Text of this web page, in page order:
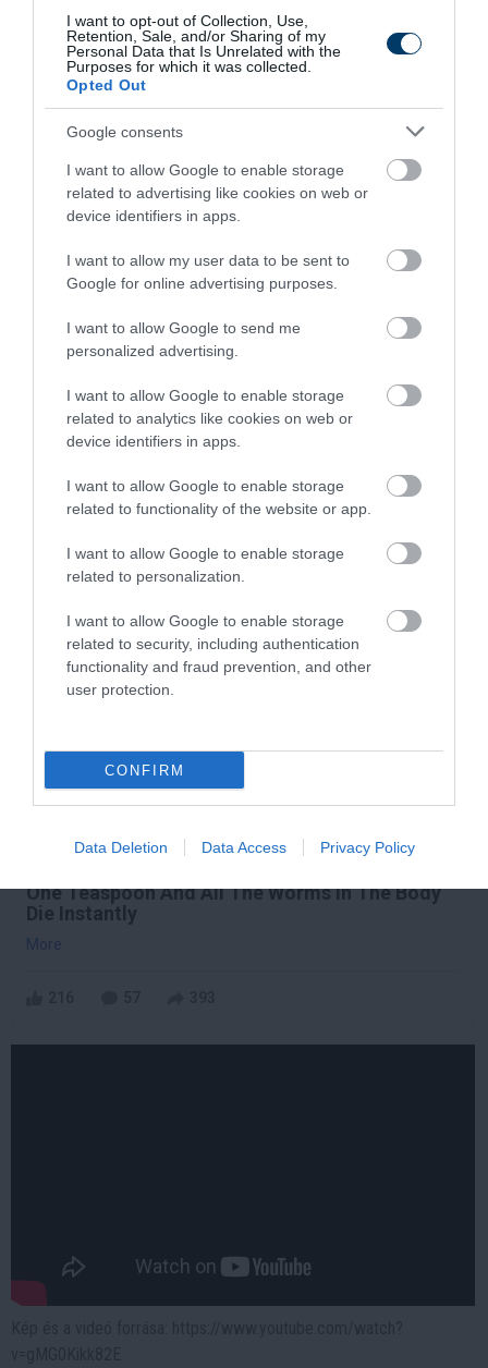
I want to opt-out of Collection, Use,
Retention, Sale, and/or Sharing of my
Personal Data that Is Unrelated with the
Purposes for which it was collected.
Opted Out
Google consents
I want to allow Google to enable storage
related to advertising like cookies on web or
device identifiers in apps.
I want to allow my user data to be sent to
Google for online advertising purposes.
I want to allow Google to send me
personalized advertising.
I want to allow Google to enable storage
related to analytics like cookies on web or
device identifiers in apps.
I want to allow Google to enable storage
related to functionality of the website or app.
I want to allow Google to enable storage
related to personalization.
I want to allow Google to enable storage
related to security, including authentication
functionality and fraud prevention, and other
user protection.
CONFIRM
Data Deletion Data Access Privacy Policy
Stop Eating These 3 Foods That Are Known to
Cause Parasites
This Simple Trick Removes All Parasites From
297 32 284
7 h 37 min
One Teaspoon And All The Worms In The Body
Die Instantly
More